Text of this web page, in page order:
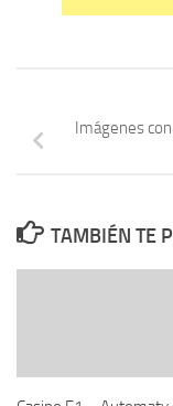
Imágenes
TAMBIÉN TE